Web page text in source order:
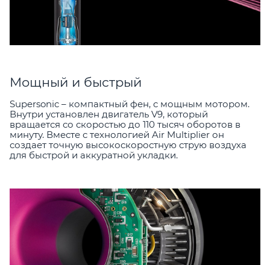
Мощный и быстрый
Supersonic – компактный фен, с мощным мотором.
Внутри установлен двигатель V9, который
вращается со скоростью до 110 тысяч оборотов в
минуту. Вместе с технологией Air Multiplier он
создает точную высокоскоростную струю воздуха
для быстрой и аккуратной укладки.